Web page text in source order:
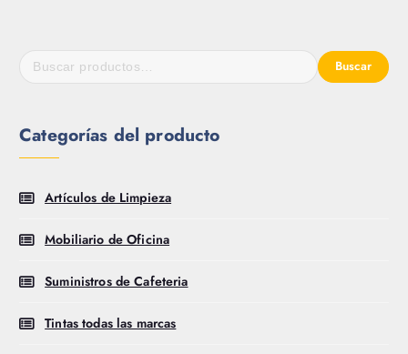
Buscar
Categorías del producto
Artículos de Limpieza
Mobiliario de Oficina
Suministros de Cafeteria
Tintas todas las marcas